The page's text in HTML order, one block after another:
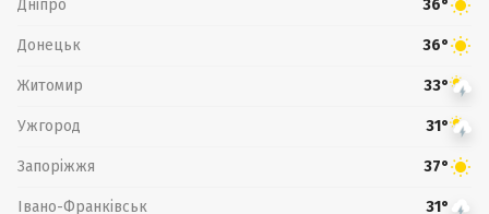
Дніпро 36°
Донецьк 36°
Житомир 33°
Ужгород 31°
Запоріжжя 37°
Івано-Франківськ 31°